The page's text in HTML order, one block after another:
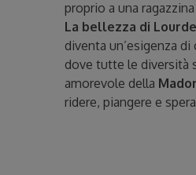
proprio a una
La bellezza di
diventa un’esigenza
dove tutte le diversità
amorevole della
ridere, piangere e